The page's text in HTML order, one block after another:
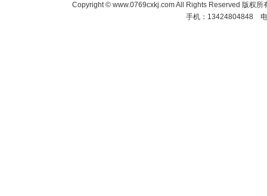
Copyright © www.0769cxkj.com All Rights Reserved 版权
手机：13424804848